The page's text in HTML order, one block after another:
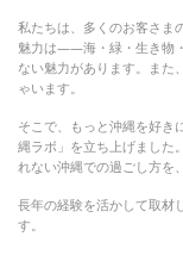
私たちは、多くのお客さま
魅力は――海・緑・生き物
ない魅力があります。また
ゃいます。
そこで、もっと沖縄を好き
縄ラボ」を立ち上げまし
れない沖縄での過ごし方を
長年の経験を活かして取材
す。